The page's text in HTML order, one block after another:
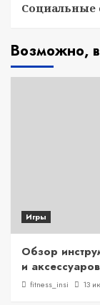
Социальные
Возможно,
Игры
Обзор
и аксессуаров
fitness_insi 13